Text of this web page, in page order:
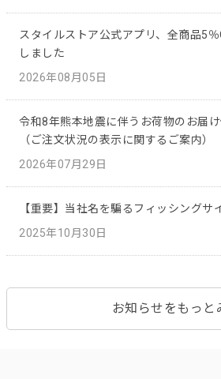
スタイルストア公式アプリ、全商品5
しました
2026年08月05日
令和8年熊本地震に伴うお荷物のお届
（ご注文状況の表示に関するご案内）
2026年07月29日
【重要】当社名を騙るフィッシングサ
2025年10月30日
お知らせをもっと